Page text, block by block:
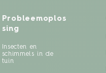
Probleemoplos
sing
Insecten en
schimmels in de
tuin